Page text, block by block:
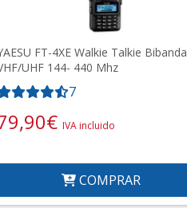
FT-4XE Walkie Talkie Bibanda
UHF 144- 440 Mhz
7
€ IVA incluido
COMPRAR